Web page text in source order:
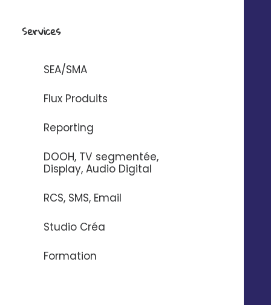
Services
SEA/SMA
Flux Produits
Reporting
DOOH, TV segmentée,
Display, Audio Digital
RCS, SMS, Email
Studio Créa
Formation
Proposez une infinité de
à vos établissements
67 % des Français lisent au moins un imprimé